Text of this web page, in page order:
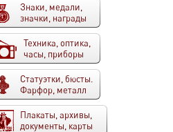
Знаки, медали,
значки, награды
Техника, оптика,
часы, приборы
Статуэтки, бюсты.
Фарфор, металл
Плакаты, архивы,
документы, карты